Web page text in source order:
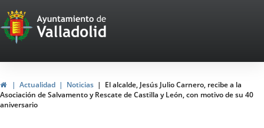
Portal
Web
del
Ayuntamiento
de
InicioActualidad Noticias
El alcalde, Jesús Julio Carnero, recibe a la
Asociación de Salvamento y Rescate de Castilla y León, con motivo de su 40
aniversario